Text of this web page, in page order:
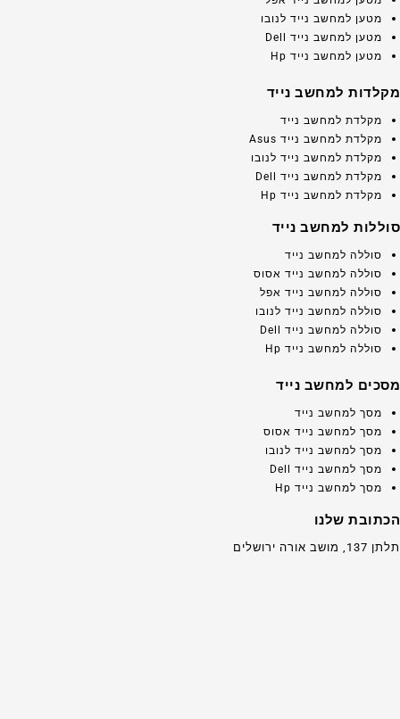
מטען למחשב נייד לנובו
מטען למחשב נייד Dell
מטען למחשב נייד Hp
מקלדות למחשב נייד
מקלדת למחשב נייד
מקלדת למחשב נייד Asus
מקלדת למחשב נייד לנובו
מקלדת למחשב נייד Dell
מקלדת למחשב נייד Hp
סוללות למחשב נייד
סוללה למחשב נייד
סוללה למחשב נייד אסוס
סוללה למחשב נייד אפל
סוללה למחשב נייד לנובו
סוללה למחשב נייד Dell
סוללה למחשב נייד Hp
מסכים למחשב נייד
מסך למחשב נייד
מסך למחשב נייד אסוס
מסך למחשב נייד לנובו
מסך למחשב נייד Dell
מסך למחשב נייד Hp
הכתובת שלנו
תלתן 137, מושב אורה ירושלים